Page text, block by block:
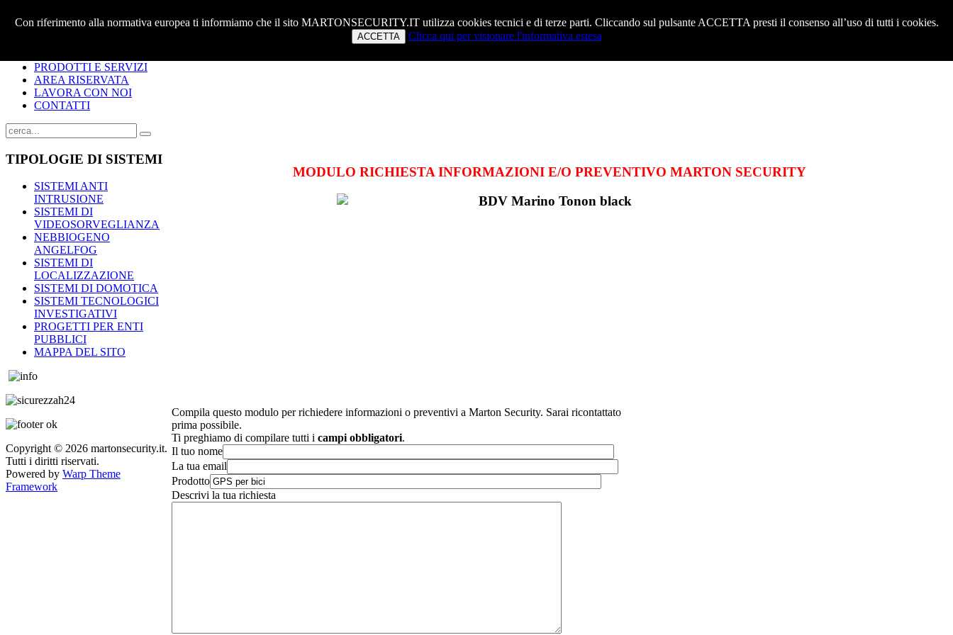
PRODOTTI E SERVIZI
AREA RISERVATA
LAVORA CON NOI
CONTATTI
MODULO RICHIESTA INFORMAZIONI E/O PREVENTIVO MARTON SECURITY
Compila questo modulo per richiedere informazioni o preventivi a Marton Security. Sarai ricontattato
prima possibile.
Ti preghiamo di compilare tutti i campi obbligatori.
Il tuo nome
La tua email
Prodotto
Descrivi la tua richiesta
TIPOLOGIE DI SISTEMI
SISTEMI ANTI
INTRUSIONE
SISTEMI DI
VIDEOSORVEGLIANZA
NEBBIOGENO
ANGELFOG
SISTEMI DI
LOCALIZZAZIONE
SISTEMI DI DOMOTICA
SISTEMI TECNOLOGICI
INVESTIGATIVI
PROGETTI PER ENTI
PUBBLICI
MAPPA DEL SITO
Copyright © 2026 martonsecurity.it.
Tutti i diritti riservati.
Powered by Warp Theme
Framework
Con riferimento alla normativa europea ti informiamo che il sito MARTONSECURITY.IT utilizza cookies tecnici e di terze parti. Cliccando sul pulsante ACCETTA presti il consenso all’uso di tutti i cookies.
ACCETTA Clicca qui per visionare l'informativa estesa